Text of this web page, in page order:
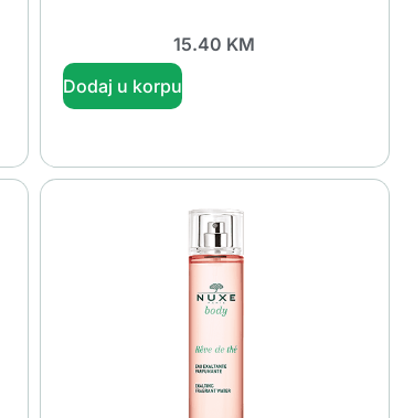
15.40 KM
Dodaj u korpu